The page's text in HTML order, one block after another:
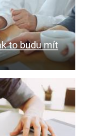
to budu mít